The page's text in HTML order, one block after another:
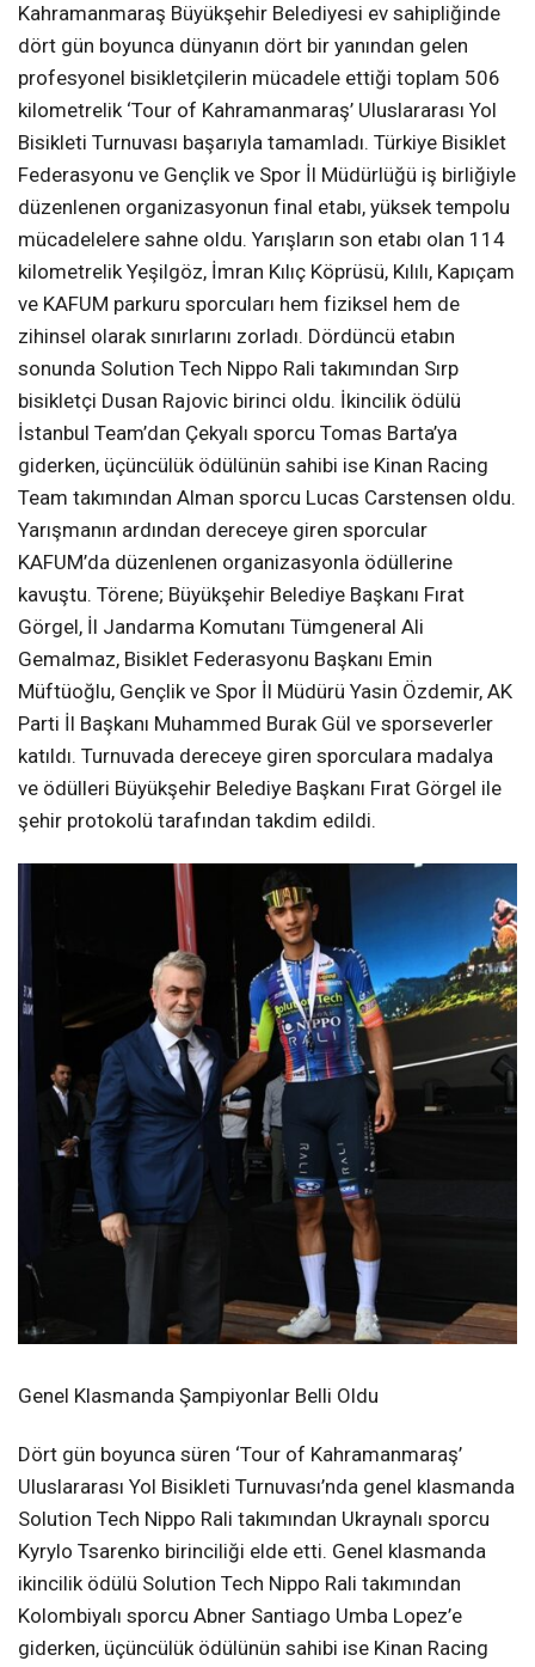
Kahramanmaraş Büyükşehir Belediyesi ev sahipliğinde
dört gün boyunca dünyanın dört bir yanından gelen
profesyonel bisikletçilerin mücadele ettiği toplam 506
kilometrelik ‘Tour of Kahramanmaraş’ Uluslararası Yol
Bisikleti Turnuvası başarıyla tamamladı. Türkiye Bisiklet
Federasyonu ve Gençlik ve Spor İl Müdürlüğü iş birliğiyle
düzenlenen organizasyonun final etabı, yüksek tempolu
mücadelelere sahne oldu. Yarışların son etabı olan 114
kilometrelik Yeşilgöz, İmran Kılıç Köprüsü, Kılılı, Kapıçam
ve KAFUM parkuru sporcuları hem fiziksel hem de
zihinsel olarak sınırlarını zorladı. Dördüncü etabın
sonunda Solution Tech Nippo Rali takımından Sırp
bisikletçi Dusan Rajovic birinci oldu. İkincilik ödülü
İstanbul Team’dan Çekyalı sporcu Tomas Barta’ya
giderken, üçüncülük ödülünün sahibi ise Kinan Racing
Team takımından Alman sporcu Lucas Carstensen oldu.
Yarışmanın ardından dereceye giren sporcular
KAFUM’da düzenlenen organizasyonla ödüllerine
kavuştu. Törene; Büyükşehir Belediye Başkanı Fırat
Görgel, İl Jandarma Komutanı Tümgeneral Ali
Gemalmaz, Bisiklet Federasyonu Başkanı Emin
Müftüoğlu, Gençlik ve Spor İl Müdürü Yasin Özdemir, AK
Parti İl Başkanı Muhammed Burak Gül ve sporseverler
katıldı. Turnuvada dereceye giren sporculara madalya
ve ödülleri Büyükşehir Belediye Başkanı Fırat Görgel ile
şehir protokolü tarafından takdim edildi.
Genel Klasmanda Şampiyonlar Belli Oldu
Dört gün boyunca süren ‘Tour of Kahramanmaraş’
Uluslararası Yol Bisikleti Turnuvası’nda genel klasmanda
Solution Tech Nippo Rali takımından Ukraynalı sporcu
Kyrylo Tsarenko birinciliği elde etti. Genel klasmanda
ikincilik ödülü Solution Tech Nippo Rali takımından
Kolombiyalı sporcu Abner Santiago Umba Lopez’e
giderken, üçüncülük ödülünün sahibi ise Kinan Racing